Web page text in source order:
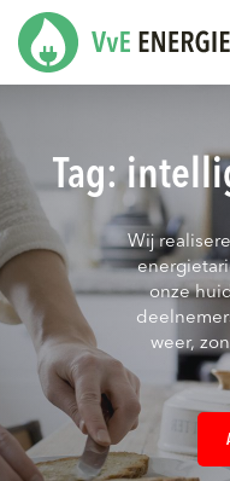
Tag:
Wij
onze
weer,